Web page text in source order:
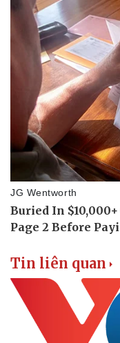
Sức khỏe
Dinh dưỡng - món ngon
Cây thuốc
Sản phụ khoa
Nhi khoa
Làm đẹp - giảm cân
Phòng mạch online
Tin liên quan